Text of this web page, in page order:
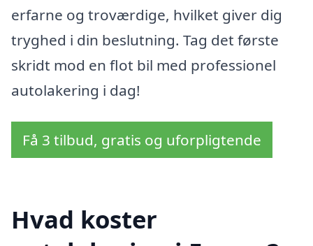
erfarne og troværdige, hvilket giver dig
tryghed i din beslutning. Tag det første
skridt mod en flot bil med professionel
autolakering i dag!
Få 3 tilbud, gratis og uforpligtende
Hvad koster